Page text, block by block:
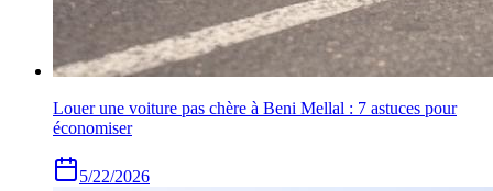
Louer une voiture pas chère à Beni Mellal : 7 astuces pour
économiser
5/22/2026